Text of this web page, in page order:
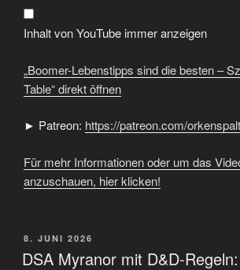
–
Szene
aus
Random
von
YouTube
anzeigen
Inhalt von YouTube immer anzeigen
„Boomer-Lebenstipps sind die besten –
Table“ direkt öffnen
► Patreon: https://patreon.com/
Für mehr Informationen oder um das
anzuschauen, hier klicken!
VERÖFFENTLICHT
AM
8. JUNI 2026
DSA Myranor mit D&D-